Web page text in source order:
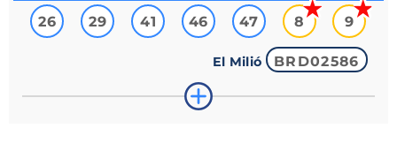
26 29 41 46 47 8 9
El Milió BRD02586